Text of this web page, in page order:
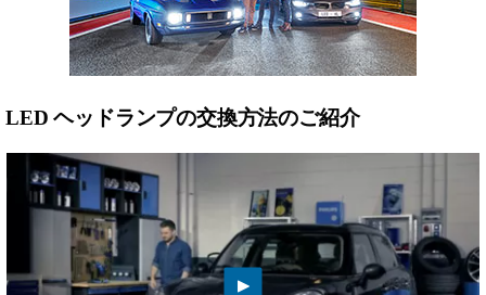
LED ヘッドランプの交換方法のご紹介